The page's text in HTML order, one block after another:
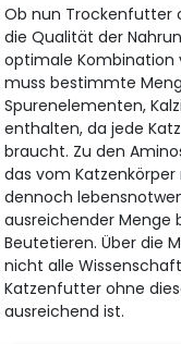
Ob nun Trockenfutter
die Qualität der
optimale Kombination
muss bestimmte
Spurenelementen,
enthalten, da jede
braucht. Zu den
das vom
dennoch
ausreichender Menge
Beutetieren. Über die
nicht alle
Katzenfutter ohne
ausreichend ist.